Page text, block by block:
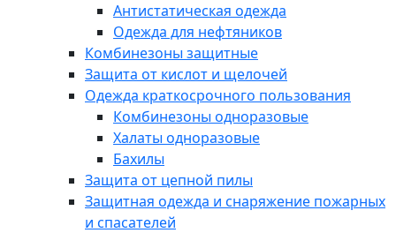
Антистатическая одежда
Одежда для нефтяников
Комбинезоны защитные
Защита от кислот и щелочей
Одежда краткосрочного пользования
Комбинезоны одноразовые
Халаты одноразовые
Бахилы
Защита от цепной пилы
Защитная одежда и снаряжение пожарных
и спасателей